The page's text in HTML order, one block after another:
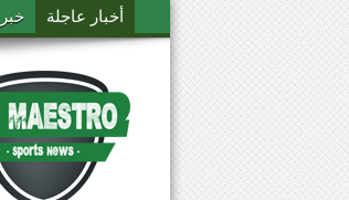
أخبار عاجلة